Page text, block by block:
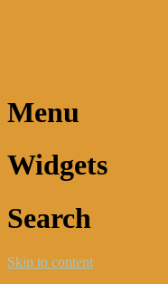
Menu
Widgets
Search
Skip to content